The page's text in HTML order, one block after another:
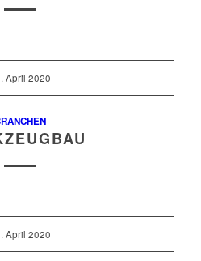
April 2020
April 2020